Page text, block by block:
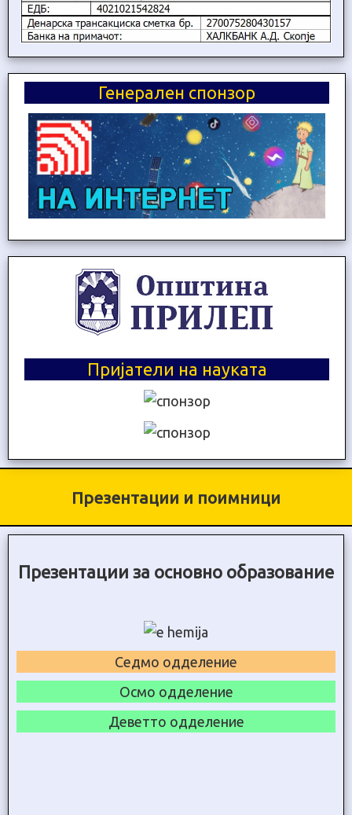
Генерален спонзор
Пријатели на науката
Презентации и поимници
Презентации за основно образование
Седмо одделение
Осмо одделение
Деветто одделение